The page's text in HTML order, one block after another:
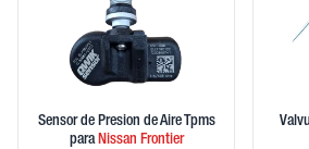
Sensor de Presion de Aire Tpms
paraNissan Frontier